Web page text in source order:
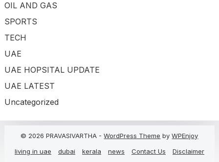
OIL AND GAS
SPORTS
TECH
UAE
UAE HOPSITAL UPDATE
UAE LATEST
Uncategorized
© 2026 PRAVASIVARTHA -WordPress Theme byWPEnjoy
living in uae
dubai kerala news Contact Us
Disclaimer